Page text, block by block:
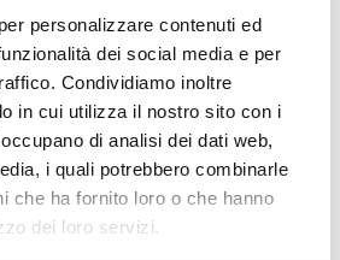
personalizzare contenuti ed
dei social media e per
Condividiamo inoltre
in cui utilizza il nostro sito con i
di analisi dei dati web,
i quali potrebbero combinarle
che ha fornito loro o che hanno
dei loro servizi.